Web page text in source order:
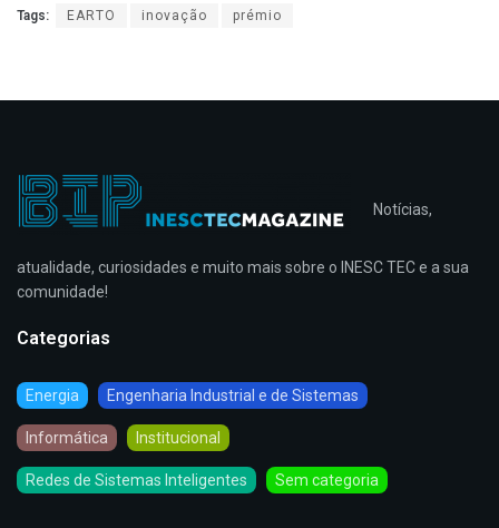
Tags: EARTO inovação prémio
Notícias,
atualidade, curiosidades e muito mais sobre o INESC TEC e a sua
comunidade!
Categorias
Energia Engenharia Industrial e de Sistemas
Informática Institucional
Redes de Sistemas Inteligentes Sem categoria